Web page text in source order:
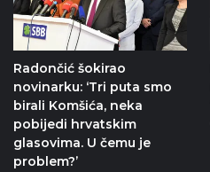
Radončić šokirao
novinarku: ‘Tri puta smo
birali Komšića, neka
pobijedi hrvatskim
glasovima. U čemu je
problem?’